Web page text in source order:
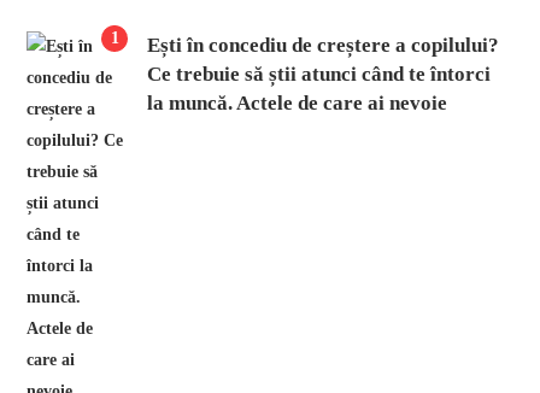
1
Ești în concediu de creștere a copilului?
Ce trebuie să știi atunci când te întorci
la muncă. Actele de care ai nevoie